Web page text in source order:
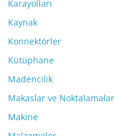
Karayolları
Kaynak
Konnektörler
Kütüphane
Madencilik
Makaslar ve Noktalamalar
Makine